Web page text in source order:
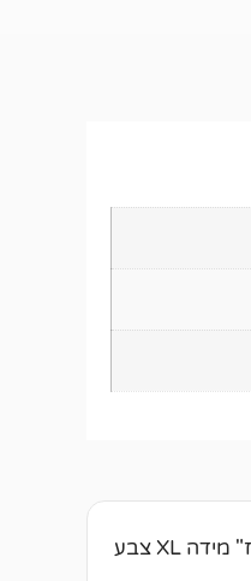
קולר חצי חנק "רוגז" מידה XL צבע